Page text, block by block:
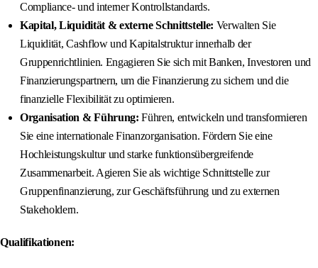
Compliance- und interner Kontrollstandards.
Kapital, Liquidität & externe Schnittstelle: Verwalten Sie
Liquidität, Cashflow und Kapitalstruktur innerhalb der
Gruppenrichtlinien. Engagieren Sie sich mit Banken, Investoren und
Finanzierungspartnern, um die Finanzierung zu sichern und die
finanzielle Flexibilität zu optimieren.
Organisation & Führung: Führen, entwickeln und transformieren
Sie eine internationale Finanzorganisation. Fördern Sie eine
Hochleistungskultur und starke funktionsübergreifende
Zusammenarbeit. Agieren Sie als wichtige Schnittstelle zur
Gruppenfinanzierung, zur Geschäftsführung und zu externen
Stakeholdern.
Qualifikationen: